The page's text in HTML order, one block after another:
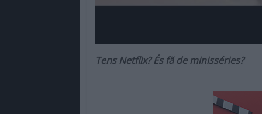
Tens Netflix? És fã de minisséries?